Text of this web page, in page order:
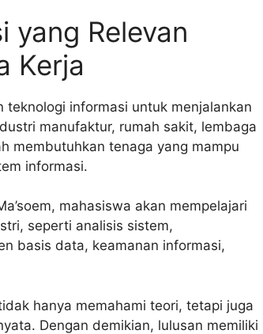
yang Relevan
Kerja
teknologi informasi untuk menjalankan
manufaktur, rumah sakit, lembaga
membutuhkan tenaga yang mampu
informasi.
mahasiswa akan mempelajari
seperti analisis sistem,
basis data, keamanan informasi,
hanya memahami teori, tetapi juga
Dengan demikian, lulusan memiliki